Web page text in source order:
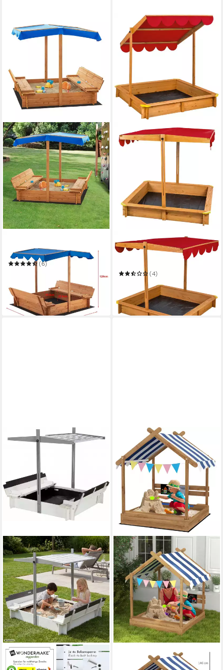
Sandkasten
(6)
-32%
in 5-6 Werktagen bei dir
TECTAKE
Sandkasten Holzsandkasten,
120 x 120 x 120 cm, Holz,
verstellbares Dach
(4)
UVP99,00 €
-34%
in 2-3 Werktagen bei dir
WONDERMAKE
Sandkasten mit Abdeckung
OUTSUNNY
Sandkasten Sandkiste mit